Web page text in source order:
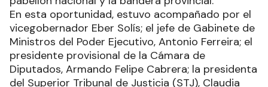
En esta oportunidad, estuvo acompañado por el
vicegobernador Eber Solís; el jefe de Gabinete de
Ministros del Poder Ejecutivo, Antonio Ferreira; el
presidente provisional de la Cámara de
Diputados, Armando Felipe Cabrera; la presidenta
del Superior Tribunal de Justicia (STJ), Claudia